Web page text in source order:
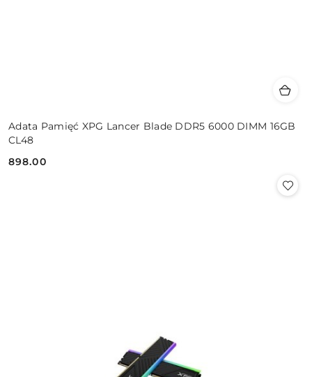
Adata Pamięć XPG Lancer Blade DDR5 6000 DIMM 16GB
CL48
Cena:
898.00